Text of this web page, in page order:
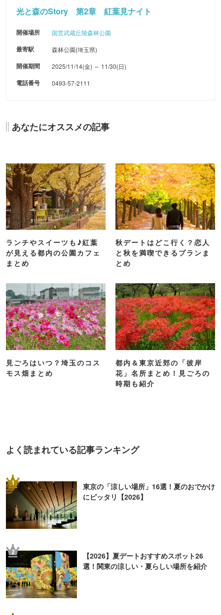
光と森のStory 第2章 紅葉見ナイト
開催場所 国営武蔵丘陵森林公園
最寄駅 森林公園(埼玉県)
開催期間 2025/11/14(金) ～ 11/30(日)
電話番号 0493-57-2111
あなたにオススメの記事
ランチやスイーツも♪紅葉
が見える都内の公園カフェ
まとめ
秋デートはどこ行く？恋人
と秋を満喫できるプランま
とめ
見ごろはいつ？埼玉のコス
モス畑まとめ
都内＆東京近郊の「彼岸
花」名所まとめ！見ごろの
時期も紹介
よく読まれている記事ランキング
1
東京の「涼しい場所」16選！夏のおでかけ
にピッタリ【2026】
2
【2026】夏デートおすすめスポット26
選！関東の涼しい・夏らしい場所を紹介